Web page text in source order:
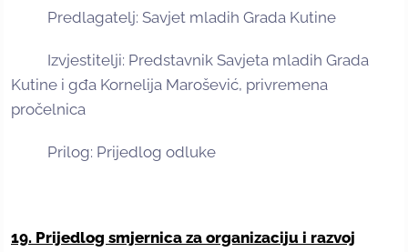
Predlagatelj: Savjet mladih Grada Kutine
Izvjestitelji: Predstavnik Savjeta mladih Grada
Kutine i gđa Kornelija Marošević, privremena
pročelnica
Prilog: Prijedlog odluke
19. Prijedlog smjernica za organizaciju i razvoj